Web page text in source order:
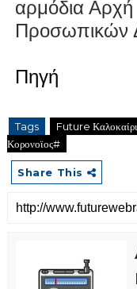
αρμόδια
Προσωπικών
Πηγή
Tags Future
Κορονοϊος#
Share This